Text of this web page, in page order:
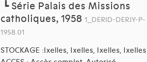
┗ Série Palais des Missions
catholiques, 1958 1_DERID-DERJY-P-
1958.01
STOCKAGE :Ixelles, Ixelles, Ixelles, Ixelles